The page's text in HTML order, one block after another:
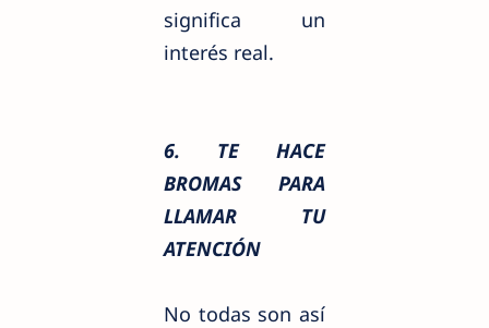
significa un
interés real.
6. TE HACE
BROMAS PARA
LLAMAR TU
ATENCIÓN
No todas son así